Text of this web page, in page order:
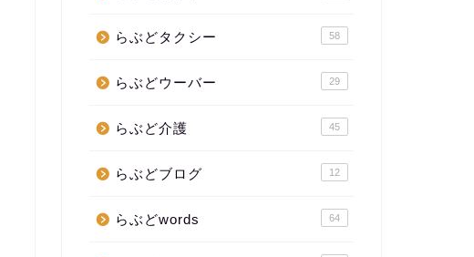
らぶどタクシー 58
らぶどウーバー 29
らぶど介護 45
らぶどブログ 12
らぶどwords 64